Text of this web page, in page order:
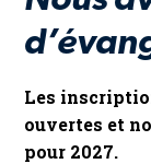
Les
ouvertes et
pour 2027.